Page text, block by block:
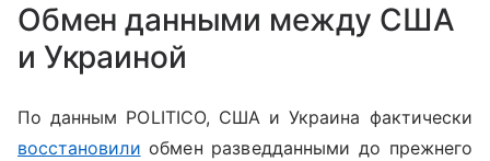
Обмен данными между США
и Украиной
По данным POLITICO, США и Украина фактически
восстановили обмен разведданными до прежнего